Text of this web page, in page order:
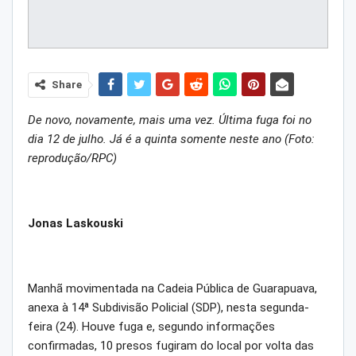
Share
De novo, novamente, mais uma vez. Última fuga foi no
dia 12 de julho. Já é a quinta somente neste ano (Foto:
reprodução/RPC)
Jonas Laskouski
Manhã movimentada na Cadeia Pública de Guarapuava,
anexa à 14ª Subdivisão Policial (SDP), nesta segunda-
feira (24). Houve fuga e, segundo informações
confirmadas, 10 presos fugiram do local por volta das